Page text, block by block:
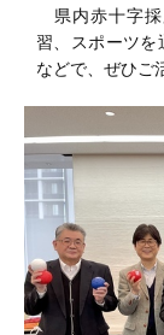
県内赤十字採
習、スポーツを
などで、ぜひご